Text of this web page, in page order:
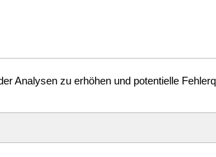
Analysen zu erhöhen und potentielle